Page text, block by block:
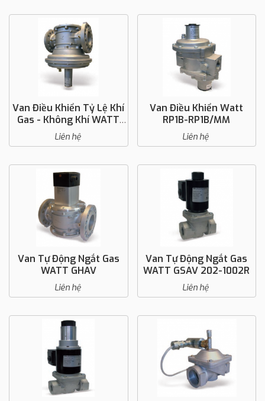
Van Điều Khiển Tỷ Lệ Khí
Gas - Không Khí WATT
VRGA
Liên hệ
Van Điều Khiển Watt
RP1B-RP1B/MM
Liên hệ
Van Tự Động Ngắt Gas
WATT GHAV
Liên hệ
Van Tự Động Ngắt Gas
WATT GSAV 202-1002R
Liên hệ